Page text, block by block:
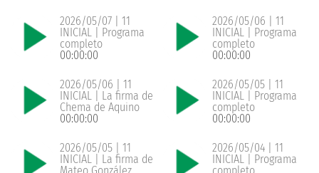
2026/05/07 | 11
INICIAL | Programa
completo
00:00:00
2026/05/06 | 11
INICIAL | Programa
completo
00:00:00
2026/05/06 | 11
INICIAL | La firma de
Chema de Aquino
00:00:00
2026/05/05 | 11
INICIAL | Programa
completo
00:00:00
2026/05/05 | 11
INICIAL | La firma de
2026/05/04 | 11
INICIAL | Programa